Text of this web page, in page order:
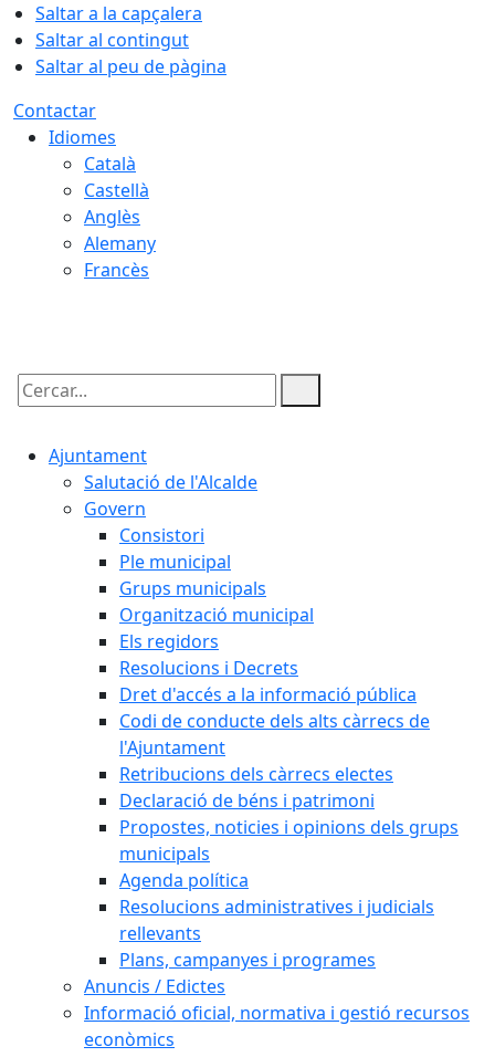
Saltar a la capçalera
Saltar al contingut
Saltar al peu de pàgina
Contactar
Idiomes
Català
Castellà
Anglès
Alemany
Francès
Cercar:
Ajuntament
Salutació de l'Alcalde
Govern
Consistori
Ple municipal
Grups municipals
Organització municipal
Els regidors
Resolucions i Decrets
Dret d'accés a la informació pública
Codi de conducte dels alts càrrecs de
l'Ajuntament
Retribucions dels càrrecs electes
Declaració de béns i patrimoni
Propostes, noticies i opinions dels grups
municipals
Agenda política
Resolucions administratives i judicials
rellevants
Plans, campanyes i programes
Anuncis / Edictes
Informació oficial, normativa i gestió recursos
econòmics